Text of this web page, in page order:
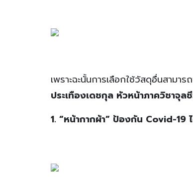
เพราะฉะนั้นการเลือกใช้วัสดุอื่นสามา
ประเทืองเดชกุล หัวหน้าภาควิชาจุ
1. “หน้ากากผ้า” ป้องกัน Covid-19